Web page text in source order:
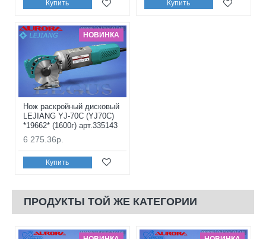
Купить Купить
НОВИНКА
Нож раскройный дисковый
LEJIANG YJ-70C (YJ70C)
*19662* (1600г) арт.335143
6 275.36р.
Купить
ПРОДУКТЫ ТОЙ ЖЕ КАТЕГОРИИ